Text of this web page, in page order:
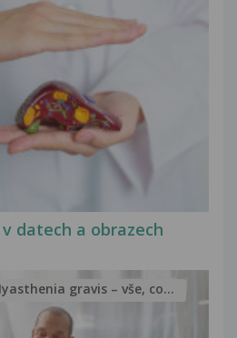
datech a obrazech
gravis – vše, co...